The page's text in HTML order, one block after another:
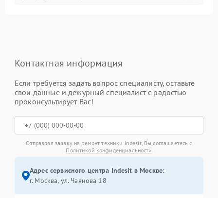
Контактная информация
Если требуется задать вопрос специалисту, оставьте
свои данные и дежурный специалист с радостью
проконсультирует Вас!
Отправляя заявку на ремонт техники Indesit, Вы соглашаетесь с
Политикой конфиденциальности
Адрес сервисного центра Indesit в Москве:
г. Москва, ул. Чаянова 18